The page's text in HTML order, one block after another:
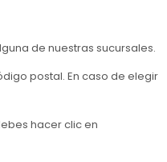
de nuestras sucursales.
postal. En caso de elegir
hacer clic en